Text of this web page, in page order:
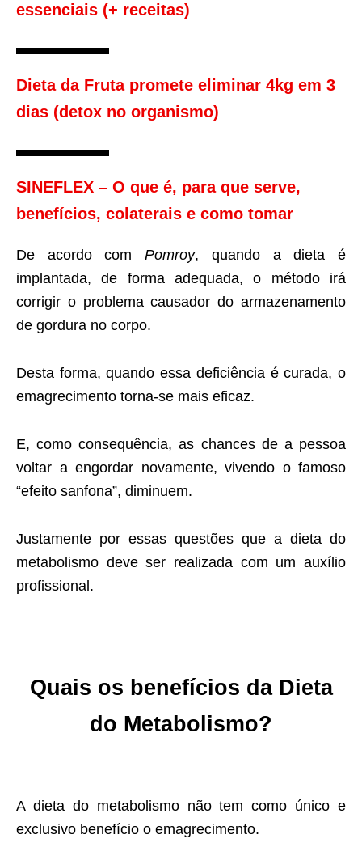
essenciais (+ receitas)
Dieta da Fruta promete eliminar 4kg em 3
dias (detox no organismo)
SINEFLEX – O que é, para que serve,
benefícios, colaterais e como tomar
De acordo comPomroy, quando a dieta é
implantada, de forma adequada, o método irá
corrigir o problema causador do armazenamento
de gordura no corpo.
Desta forma, quando essa deficiência é curada, o
emagrecimento torna-se mais eficaz.
E, como consequência, as chances de a pessoa
voltar a engordar novamente, vivendo o famoso
“efeito sanfona”, diminuem.
Justamente por essas questões que a dieta do
metabolismo deve ser realizada com um auxílio
profissional.
Quais os benefícios da Dieta
do Metabolismo?
A dieta do metabolismo não tem como único e
exclusivo benefício o emagrecimento.